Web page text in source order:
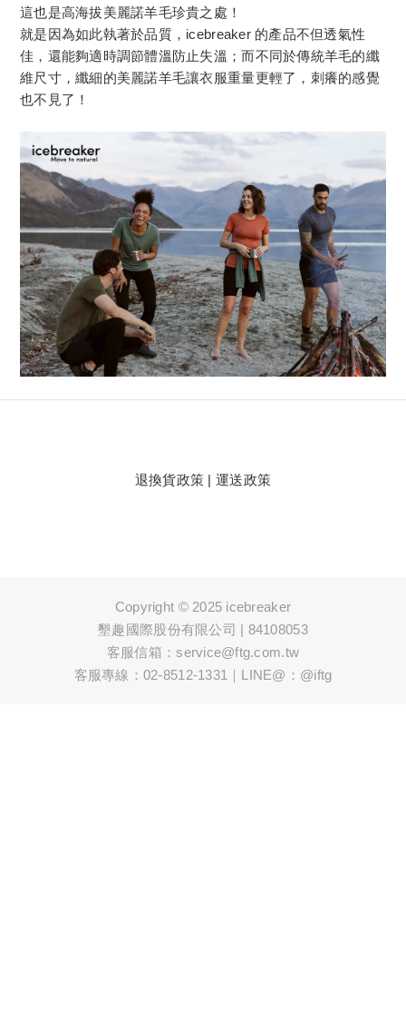
這也是高海拔美麗諾羊毛珍貴之處！
就是因為如此執著於品質，icebreaker 的產品不但透氣性
佳，還能夠適時調節體溫防止失溫；而不同於傳統羊毛的纖
維尺寸，纖細的美麗諾羊毛讓衣服重量更輕了，刺癢的感覺
也不見了！
退換貨政策 |運送政策
Copyright © 2025 icebreaker
墾趣國際股份有限公司 | 84108053
客服信箱：service@ftg.com.tw
客服專線：02-8512-1331｜LINE@：@iftg